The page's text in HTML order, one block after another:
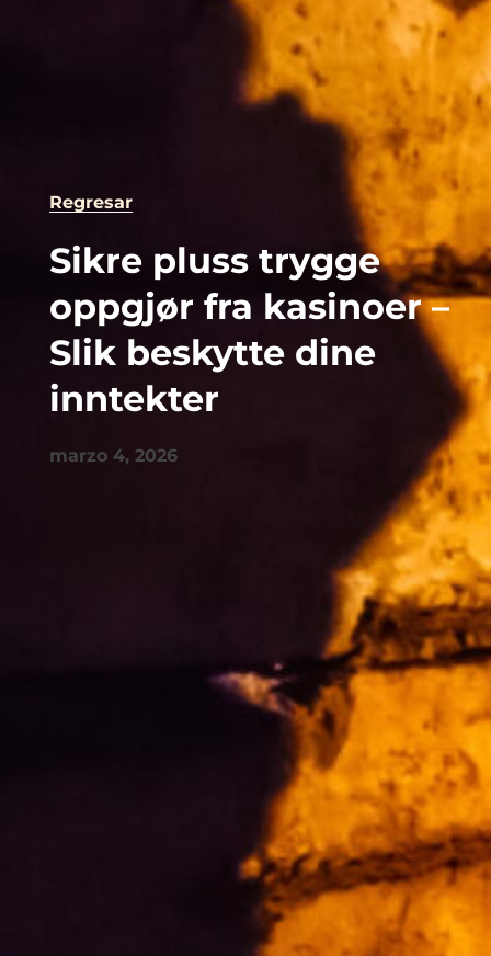
Regresar
Sikre pluss trygge
oppgjør fra kasinoer –
Slik beskytte dine
inntekter
marzo 4, 2026